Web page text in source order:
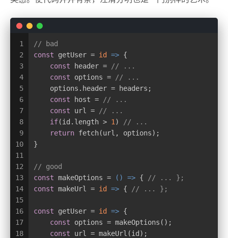
1
2
3
4
5
6
7
8
9
10
11
12
13
14
15
16
17
18
// bad
const getUser = id => {
const header =
// ...
const options =
// ...
    options.header = headers;
const host =
// ...
const url =
// ...
if(id.length > 1 )
// ...
return fetch(url, options);
}
// good
const makeOptions = () => {
// ... };
const makeUrl = id => { // ... };
const getUser = id => {
const options = makeOptions();
const url = makeUrl(id);